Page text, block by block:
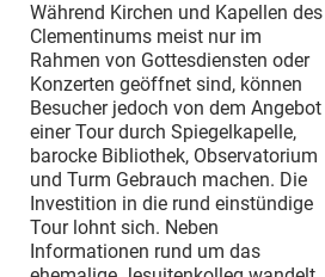
Während Kirchen und Kapellen des
Clementinums meist nur im
Rahmen von Gottesdiensten oder
Konzerten geöffnet sind, können
Besucher jedoch von dem Angebot
einer Tour durch Spiegelkapelle,
barocke Bibliothek, Observatorium
und Turm Gebrauch machen. Die
Investition in die rund einstündige
Tour lohnt sich. Neben
Informationen rund um das